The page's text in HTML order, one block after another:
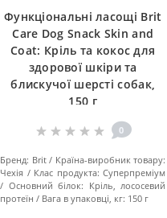
Функціональні ласощі Brit
Care Dog Snack Skin and
Coat: Кріль та кокос для
здорової шкіри та
блискучої шерсті собак,
150 г
0
Бренд: Brit
Країна-виробник товару:
Чехія
Клас продукта: Суперпреміум
Основний білок: Кріль, лососевий
протеїн
Вага в упаковці, кг: 150 г